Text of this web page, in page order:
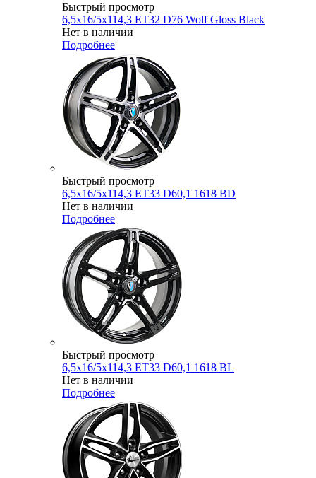
Быстрый просмотр
6,5x16/5x114,3 ET32 D76 Wolf Gloss Black
Нет в наличии
Подробнее
Быстрый просмотр
6,5x16/5x114,3 ET33 D60,1 1618 BD
Нет в наличии
Подробнее
Быстрый просмотр
6,5x16/5x114,3 ET33 D60,1 1618 BL
Нет в наличии
Подробнее